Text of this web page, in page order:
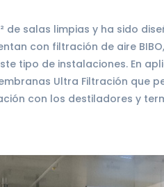
de salas limpias y ha sido
con filtración de aire
tipo de instalaciones. En
Ultra Filtración que
con los destiladores y